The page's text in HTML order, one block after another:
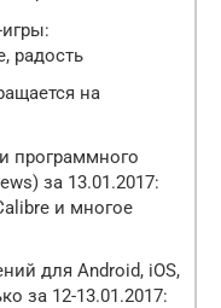
радость
на
программного
за 13.01.2017:
и многое
для Android, iOS,
за 12-13.01.2017: